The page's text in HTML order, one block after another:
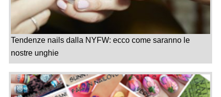
Tendenze nails dalla NYFW: ecco come saranno le
nostre unghie